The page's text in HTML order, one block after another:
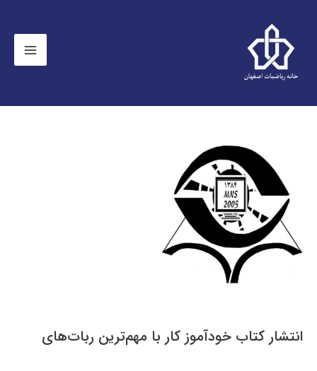
انتشار کتاب خودآموز کار با مهم‌ترین ربات‌های